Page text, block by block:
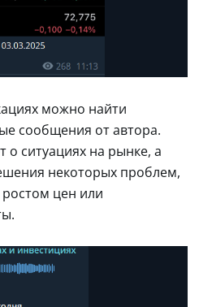
можно найти
сообщения от автора.
о ситуациях на рынке, а
некоторых проблем,
цен или